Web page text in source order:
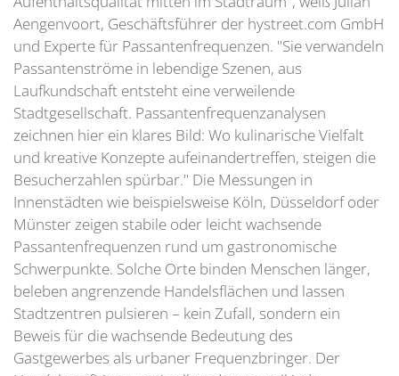
Aengenvoort, Geschäftsführer der hystreet.com GmbH
und Experte für Passantenfrequenzen. "Sie verwandeln
Passantenströme in lebendige Szenen, aus
Laufkundschaft entsteht eine verweilende
Stadtgesellschaft. Passantenfrequenzanalysen
zeichnen hier ein klares Bild: Wo kulinarische Vielfalt
und kreative Konzepte aufeinandertreffen, steigen die
Besucherzahlen spürbar." Die Messungen in
Innenstädten wie beispielsweise Köln, Düsseldorf oder
Münster zeigen stabile oder leicht wachsende
Passantenfrequenzen rund um gastronomische
Schwerpunkte. Solche Orte binden Menschen länger,
beleben angrenzende Handelsflächen und lassen
Stadtzentren pulsieren – kein Zufall, sondern ein
Beweis für die wachsende Bedeutung des
Gastgewerbes als urbaner Frequenzbringer. Der